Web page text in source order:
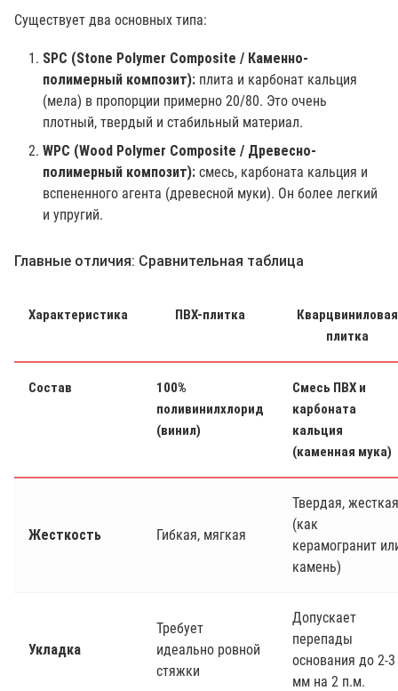
Существует два основных типа:
SPC (Stone Polymer Composite / Каменно-
полимерный композит): плита и карбонат кальция
(мела) в пропорции примерно 20/80. Это очень
плотный, твердый и стабильный материал.
WPC (Wood Polymer Composite / Древесно-
полимерный композит): смесь, карбоната кальция и
вспененного агента (древесной муки). Он более легкий
и упругий.
Главные отличия: Сравнительная таблица
Характеристика ПВХ-плитка
Кварцвиниловая
плитка
Состав
100%
поливинилхлорид
(винил)
Смесь ПВХ и
карбоната
кальция
(каменная мука)
Жесткость Гибкая, мягкая
Твердая, жесткая
(как
керамогранит
камень)
Укладка
Требует
идеально ровной
стяжки
Допускает
перепады
основания до 2-3
мм на 2 п.м.